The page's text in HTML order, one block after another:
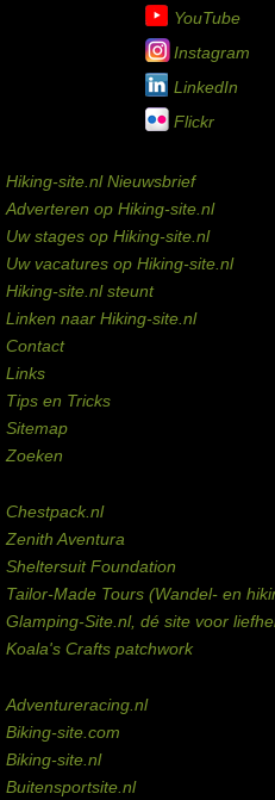
YouTube
Instagram
LinkedIn
Flickr
Hiking-site.nl Nieuwsbrief
Adverteren op Hiking-site.nl
Uw stages op Hiking-site.nl
Uw vacatures op Hiking-site.nl
Hiking-site.nl steunt
Linken naar Hiking-site.nl
Contact
Links
Tips en Tricks
Sitemap
Zoeken
Chestpack.nl
Zenith Aventura
Sheltersuit Foundation
Tailor-Made Tours (Wandel- en
Glamping-Site.nl, dé site voor
Koala's Crafts patchwork
Adventureracing.nl
Biking-site.com
Biking-site.nl
Buitensportsite.nl